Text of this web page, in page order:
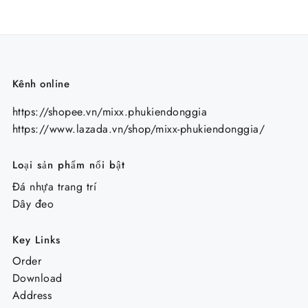
Kênh online
https://shopee.vn/mixx.phukiendonggia
https://www.lazada.vn/shop/mixx-phukiendonggia/
Loại sản phẩm nổi bật
Đá nhựa trang trí
Dây đeo
Key Links
Order
Download
Address